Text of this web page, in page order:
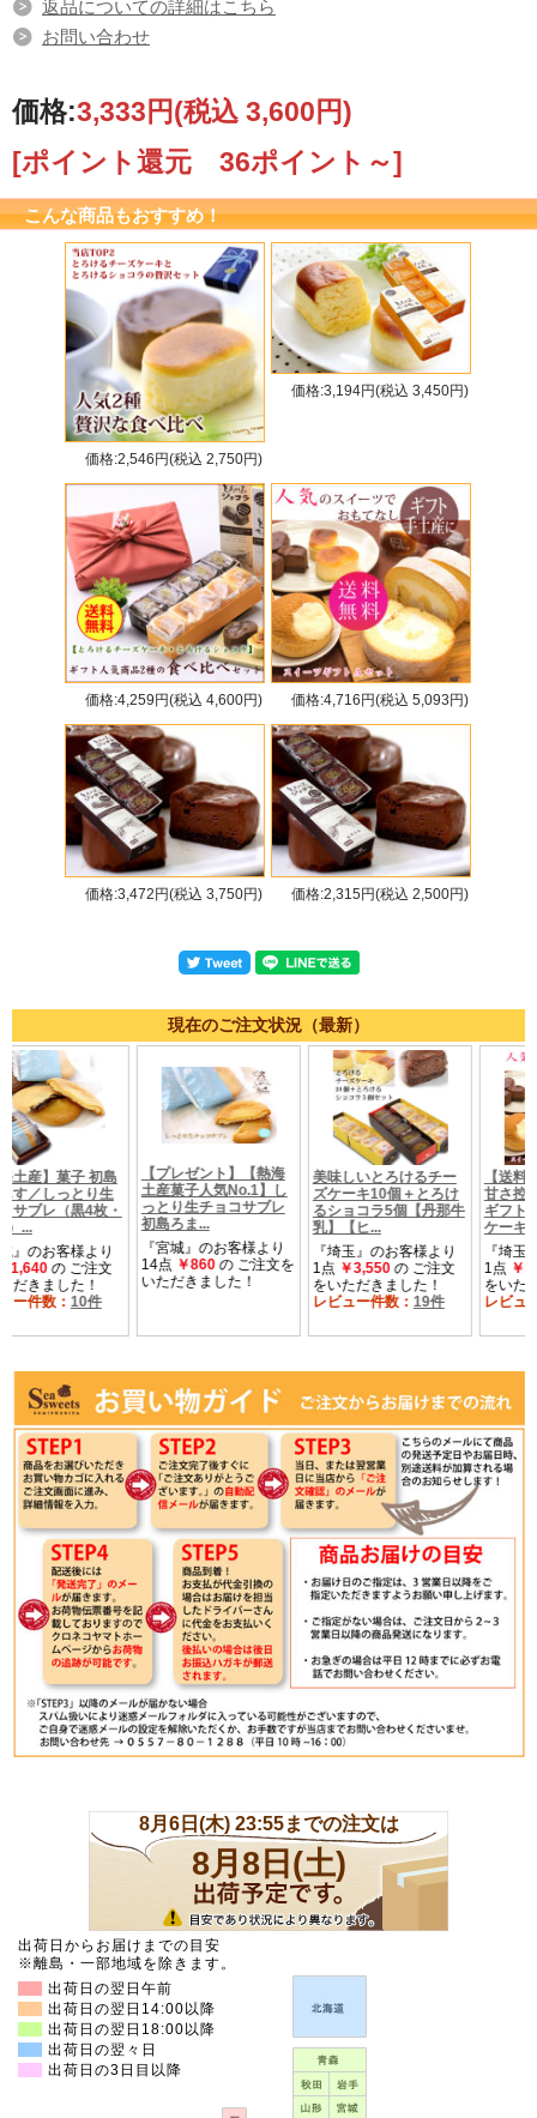
返品についての詳細はこちら
お問い合わせ
価格:3,333円(税込 3,600円)
[ポイント還元 36ポイント～]
こんな商品もおすすめ！
価格:2,546円(税込 2,750円)
価格:3,194円(税込 3,450円)
価格:4,259円(税込 4,600円) 価格:4,716円(税込 5,093円)
価格:3,472円(税込 3,750円) 価格:2,315円(税込 2,500円)
現在のご注文状況（最新）